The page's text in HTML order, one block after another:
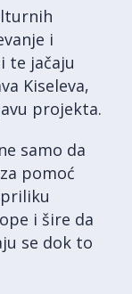
i
te jačaju
Kiseleva,
projekta.
samo da
pomoć
i šire da
se dok to